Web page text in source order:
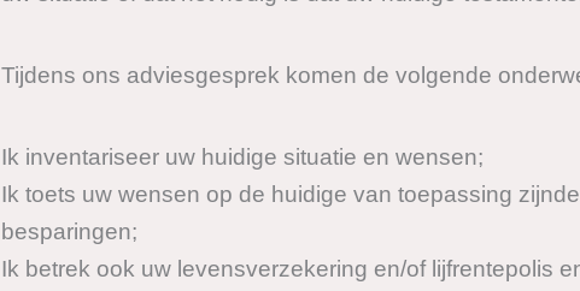
Tijdens ons adviesgesprek komen de volgende
Ik inventariseer uw huidige situatie en wensen;
Ik toets uw wensen op de huidige van toepassing
besparingen;
Ik betrek ook uw levensverzekering en/of lijfrentepolis